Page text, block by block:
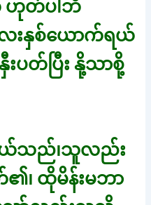
ဟုတ်ပါဘီ
ေးနှစ်ယောက်ရယ်
တ်ပြီး နို့သာစို့
ယ်သည်၊သူလည်း
ထိုမိန်းမဘာ